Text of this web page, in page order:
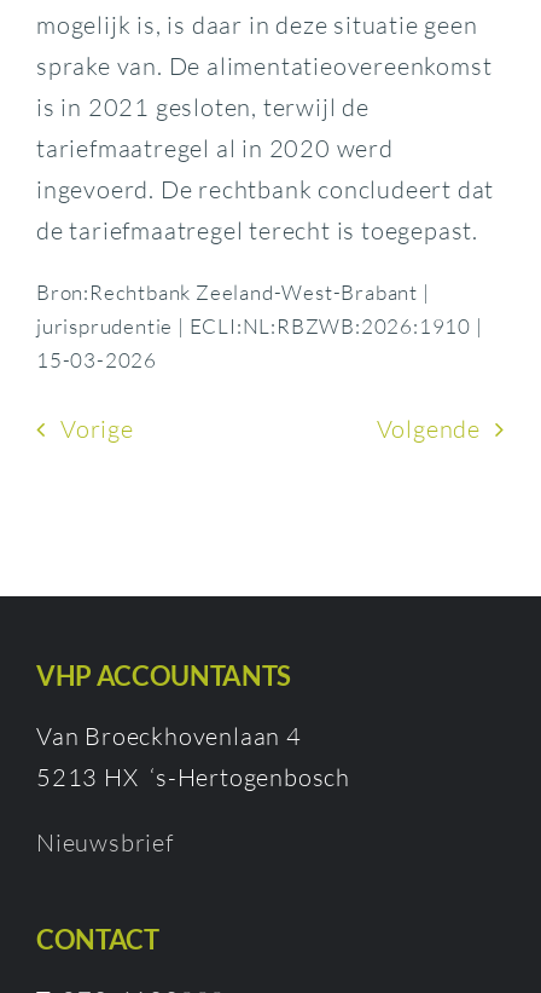
mogelijk is, is daar in deze situatie geen
sprake van. De alimentatieovereenkomst
is in 2021 gesloten, terwijl de
tariefmaatregel al in 2020 werd
ingevoerd. De rechtbank concludeert dat
de tariefmaatregel terecht is toegepast.
Bron:Rechtbank Zeeland-West-Brabant |
jurisprudentie | ECLI:NL:RBZWB:2026:1910 |
15-03-2026
Vorige Volgende
VHP ACCOUNTANTS
Van Broeckhovenlaan 4
5213 HX ‘s-Hertogenbosch
Nieuwsbrief
CONTACT